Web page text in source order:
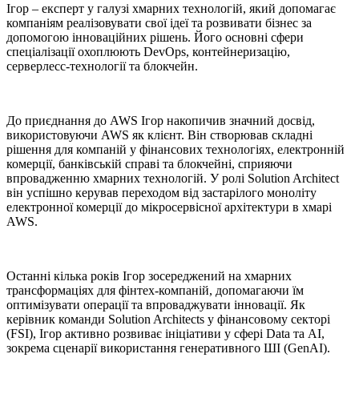
Ігор – експерт у галузі хмарних технологій, який допомагає
компаніям реалізовувати свої ідеї та розвивати бізнес за
допомогою інноваційних рішень. Його основні сфери
спеціалізації охоплюють DevOps, контейнеризацію,
серверлесс-технології та блокчейн.
До приєднання до AWS Ігор накопичив значний досвід,
використовуючи AWS як клієнт. Він створював складні
рішення для компаній у фінансових технологіях, електронній
комерції, банківській справі та блокчейні, сприяючи
впровадженню хмарних технологій. У ролі Solution Architect
він успішно керував переходом від застарілого моноліту
електронної комерції до мікросервісної архітектури в хмарі
AWS.
Останні кілька років Ігор зосереджений на хмарних
трансформаціях для фінтех-компаній, допомагаючи їм
оптимізувати операції та впроваджувати інновації. Як
керівник команди Solution Architects у фінансовому секторі
(FSI), Ігор активно розвиває ініціативи у сфері Data та AI,
зокрема сценарії використання генеративного ШІ (GenAI).